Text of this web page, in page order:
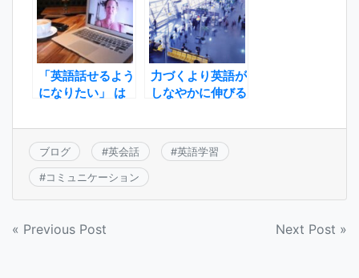
「英語話せるよう
になりたい」 は
力づくより英語が
しなやかに伸びる
ブログ #英会話 #英語学習
#コミュニケーション
投
« Previous Post Next Post »